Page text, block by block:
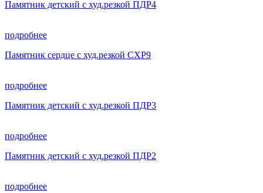
Памятник детский с худ.резкой ПДР4
подробнее
Памятник сердце с худ.резкой СХР9
подробнее
Памятник детский с худ.резкой ПДР3
подробнее
Памятник детский с худ.резкой ПДР2
подробнее